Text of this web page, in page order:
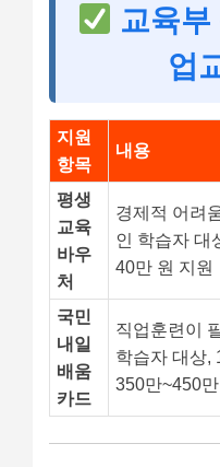
교육부
업
지원
항목
내용
평생
교육
바우
처
경제적 어려
인 학습자 대
40만 원 지원
국민
내일
배움
카드
직업훈련이
학습자 대상,
350만~450